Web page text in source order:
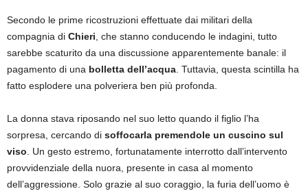
Secondo le prime ricostruzioni effettuate dai militari della
compagnia di Chieri, che stanno conducendo le indagini, tutto
sarebbe scaturito da una discussione apparentemente banale: il
pagamento di una bolletta dell’acqua. Tuttavia, questa scintilla ha
fatto esplodere una polveriera ben più profonda.
La donna stava riposando nel suo letto quando il figlio l’ha
sorpresa, cercando di soffocarla premendole un cuscino sul
viso. Un gesto estremo, fortunatamente interrotto dall’intervento
provvidenziale della nuora, presente in casa al momento
dell’aggressione. Solo grazie al suo coraggio, la furia dell’uomo è